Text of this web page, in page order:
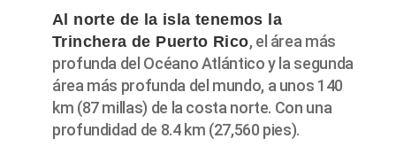
Al norte de la isla tenemos la
Trinchera de Puerto Rico, el área más
profunda del Océano Atlántico y la segunda
área más profunda del mundo, a unos 140
km (87 millas) de la costa norte. Con una
profundidad de 8.4 km (27,560 pies).